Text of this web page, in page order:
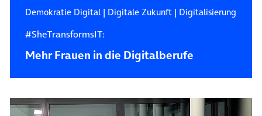
Demokratie Digital| Digitale Zukunft| Digitalisierung
#SheTransformsIT:
Mehr Frauen in die Digitalberufe